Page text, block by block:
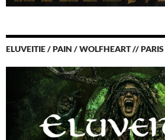
ELUVEITIE / PAIN / WOLFHEART // PARIS